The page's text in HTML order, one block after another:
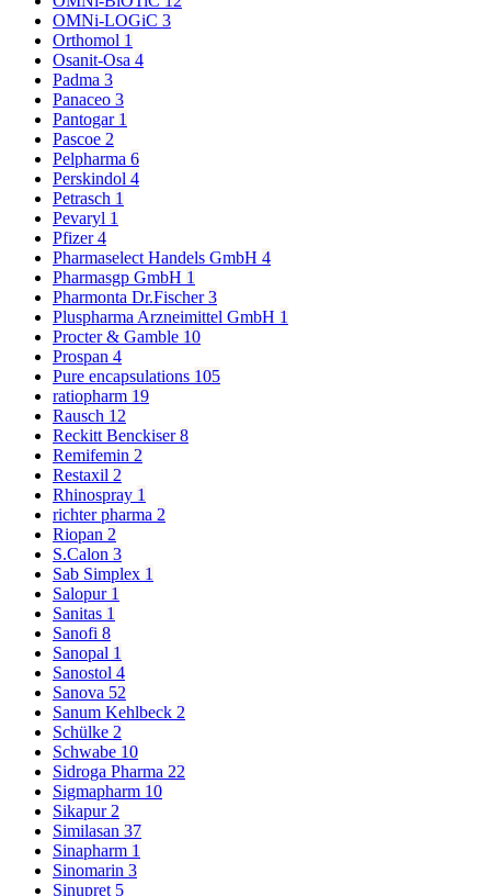
OMNi-LOGiC 3
Orthomol 1
Osanit-Osa 4
Padma 3
Panaceo 3
Pantogar 1
Pascoe 2
Pelpharma 6
Perskindol 4
Petrasch 1
Pevaryl 1
Pfizer4
Pharmaselect Handels GmbH 4
Pharmasgp GmbH 1
Pharmonta Dr.Fischer3
Pluspharma Arzneimittel GmbH 1
Procter & Gamble 10
Prospan 4
Pure encapsulations 105
ratiopharm 19
Rausch 12
Reckitt Benckiser8
Remifemin 2
Restaxil 2
Rhinospray 1
richter pharma 2
Riopan 2
S.Calon 3
Sab Simplex 1
Salopur 1
Sanitas 1
Sanofi 8
Sanopal 1
Sanostol 4
Sanova 52
Sanum Kehlbeck 2
Schülke 2
Schwabe 10
Sidroga Pharma 22
Sigmapharm 10
Sikapur2
Similasan 37
Sinapharm 1
Sinomarin 3
Sinupret 5